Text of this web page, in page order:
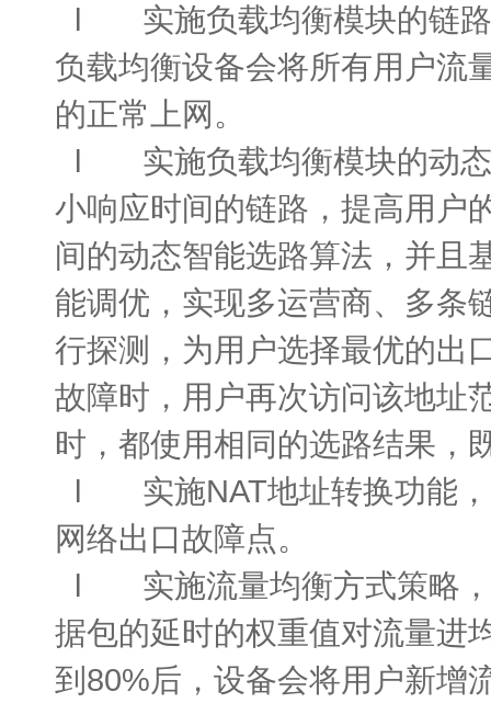
l 实施负载均衡模块的链路
负载均衡设备会将所有用户流
的正常上网。
l 实施负载均衡模块的动态
小响应时间的链路，提高用户
间的动态智能选路算法，并且
能调优，实现多运营商、多条
行探测，为用户选择最优的出
故障时，用户再次访问该地址
时，都使用相同的选路结果，
l 实施NAT地址转换功能，
网络出口故障点。
l 实施流量均衡方式策略，
据包的延时的权重值对流量进
到80%后，设备会将用户新增